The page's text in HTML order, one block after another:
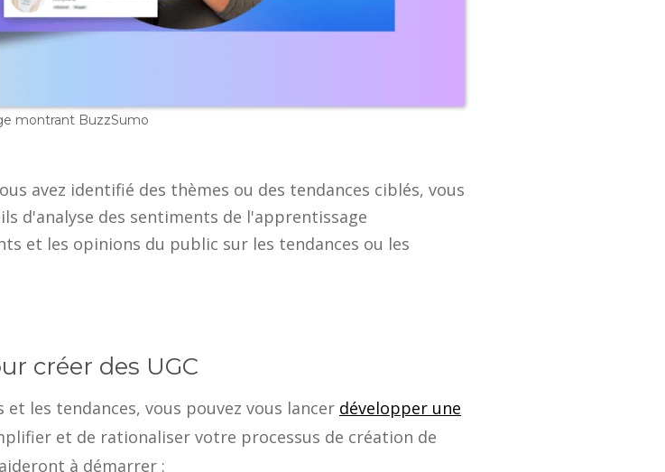
montrant BuzzSumo
avez identifié des thèmes ou des tendances ciblés, vous
d'analyse des sentiments de l'apprentissage
et les opinions du public sur les tendances ou les
créer des UGC
les tendances, vous pouvez vous lancer développer une
et de rationaliser votre processus de création de
à démarrer :